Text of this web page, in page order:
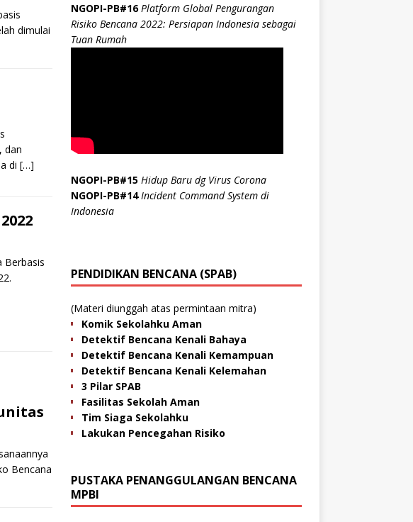
dimulai
dan
di […]
Berbasis
Bencana
NGOPI-PB#16 Platform Global Pengurangan
Risiko Bencana 2022: Persiapan Indonesia sebagai
Tuan Rumah
NGOPI-PB#15 Hidup Baru dg Virus Corona
NGOPI-PB#14 Incident Command System di
Indonesia
PENDIDIKAN BENCANA (SPAB)
(Materi diunggah atas permintaan mitra)
Komik Sekolahku Aman
Detektif Bencana Kenali Bahaya
Detektif Bencana Kenali Kemampuan
Detektif Bencana Kenali Kelemahan
3 Pilar SPAB
Fasilitas Sekolah Aman
Tim Siaga Sekolahku
Lakukan Pencegahan Risiko
PUSTAKA PENANGGULANGAN BENCANA
MPBI